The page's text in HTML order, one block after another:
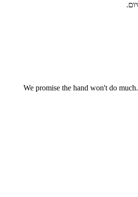
We promise the hand won't do much.